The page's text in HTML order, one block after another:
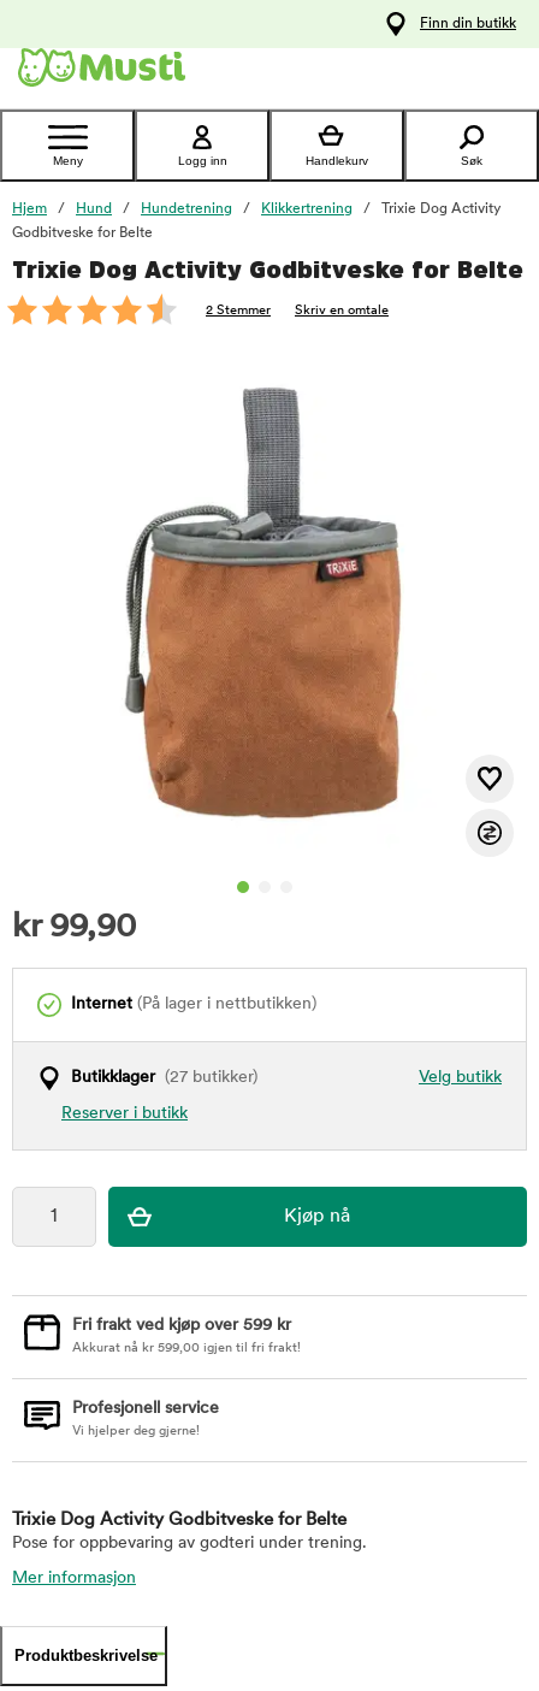
Kontakt
kundeservice
Finn din butikk
Meny Logg inn Handlekurv Søk
Hjem Hund Hundetrening Klikkertrening
Trixie Dog Activity
Godbitveske for Belte
Trixie Dog Activity Godbitveske for Belte
2 Stemmer Skriv en omtale
kr 99,90
Internet (På lager i nettbutikken)
Velg butikk
Butikklager(27 butikker)
Reserver i butikk
foo
Fri frakt ved kjøp over 599 kr
Akkurat nå kr 599,00 igjen til fri frakt!
Profesjonell service
Vi hjelper deg gjerne!
Trixie Dog Activity Godbitveske for Belte
Pose for oppbevaring av godteri under trening.
Mer informasjon
Produktbeskrivelse